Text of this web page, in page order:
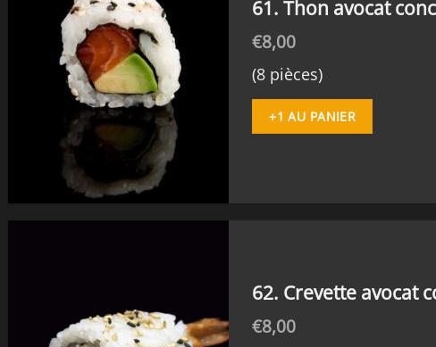
61. Thon avocat
€8,00
(8 pièces)
+1 AU PANIER
62. Crevette avocat
€8,00